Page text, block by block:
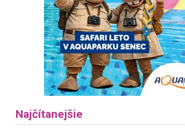
Najčítanejšie